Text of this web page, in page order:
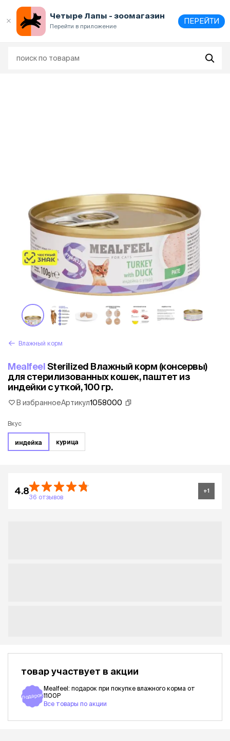
Четыре Лапы - зоомагазин
Перейти в приложение
ПЕРЕЙТИ
Влажный корм
MealfeelSterilized Влажный корм (консервы)
для стерилизованных кошек, паштет из
индейки с уткой, 100 гр.
В избранноеАртикул1058000
Вкус
индейка курица
4.8
36 отзывов
+1
товар участвует в акции
подарок
Mealfeel: подарок при покупке влажного корма от
1100Р
Все товары по акции